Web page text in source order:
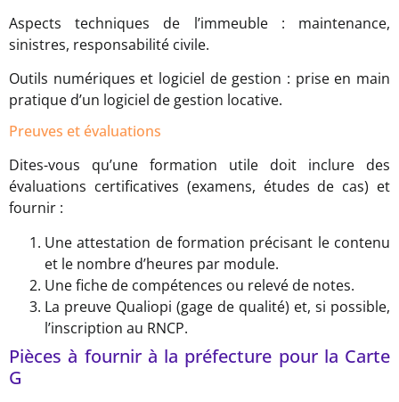
Aspects techniques de l’immeuble : maintenance,
sinistres, responsabilité civile.
Outils numériques et logiciel de gestion : prise en main
pratique d’un logiciel de gestion locative.
Preuves et évaluations
Dites-vous qu’une formation utile doit inclure des
évaluations certificatives (examens, études de cas) et
fournir :
Une attestation de formation précisant le contenu
et le nombre d’heures par module.
Une fiche de compétences ou relevé de notes.
La preuve Qualiopi (gage de qualité) et, si possible,
l’inscription au RNCP.
Pièces à fournir à la préfecture pour la Carte
G